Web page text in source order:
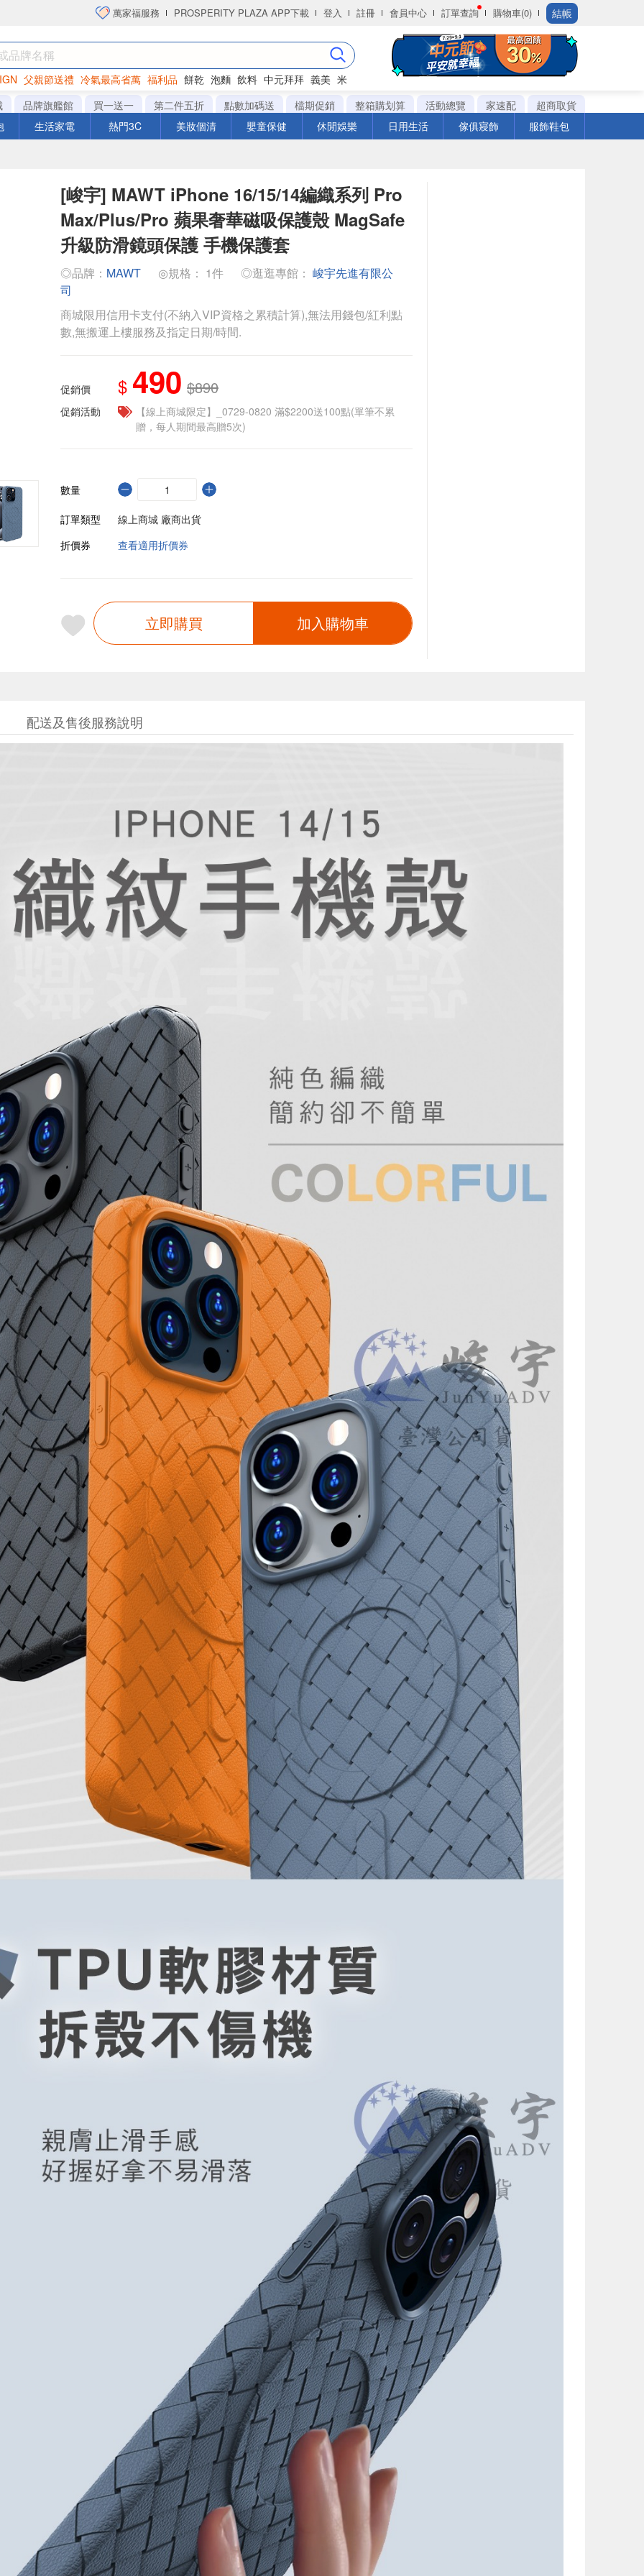
萬家福服務 PROSPERITY PLAZA APP下載 登入 註冊 會員中心 訂單查詢 購物車(0) 結帳
父親節送禮 冷氣最高省萬 福利品 餅乾 泡麵 飲料 中元拜拜 義美 米
衛生紙
品牌旗艦館 買一送一 第二件五折 點數加碼送 檔期促銷 整箱購划算 活動總覽 家速配
超商取貨
生活家電 熱門3C 美妝個清 嬰童保健 休閒娛樂 日用生活 傢俱寢飾 服飾鞋包
[峻宇] MAWT iPhone 16/15/14編織系列 Pro
Max/Plus/Pro 蘋果奢華磁吸保護殼 MagSafe
升級防滑鏡頭保護 手機保護套
◎品牌： MAWT ◎規格： 1件 ◎逛逛專館： 峻宇先進有限公
司
商城限用信用卡支付(不納入VIP資格之累積計算),無法用錢包/紅利點
數,無搬運上樓服務及指定日期/時間.
促銷價 $ 490 $890
促銷活動
【線上商城限定】_0729-0820 滿$2200送100點(單筆不累
贈，每人期間最高贈5次)
數量
訂單類型
線上商城 廠商出貨
折價券
查看適用折價券
立即購買 加入購物車
配送及售後服務說明